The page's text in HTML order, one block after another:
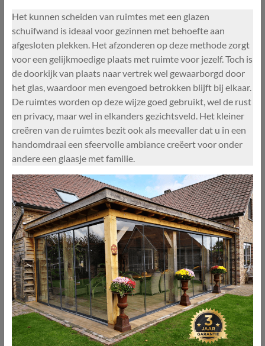
Het kunnen scheiden van ruimtes met een glazen
schuifwand is ideaal voor gezinnen met behoefte aan
afgesloten plekken. Het afzonderen op deze methode zorgt
voor een gelijkmoedige plaats met ruimte voor jezelf. Toch is
de doorkijk van plaats naar vertrek wel gewaarborgd door
het glas, waardoor men evengoed betrokken blijft bij elkaar.
De ruimtes worden op deze wijze goed gebruikt, wel de rust
en privacy, maar wel in elkanders gezichtsveld. Het kleiner
creëren van de ruimtes bezit ook als meevaller dat u in een
handomdraai een sfeervolle ambiance creëert voor onder
andere een glaasje met familie.